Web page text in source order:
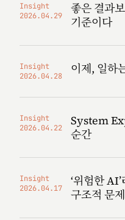
Insight
2026.04.29
좋은 결과
기준이다
Insight
2026.04.28
이제, 일하
Insight
2026.04.22
System
순간
Insight
2026.04.17
‘위험한
구조적 문제